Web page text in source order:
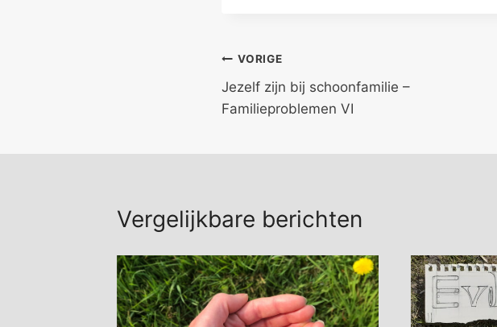
Bericht
navigatie
VORIGE
Jezelf zijn bij schoonfamilie –
Familieproblemen VI
Vergelijkbare berichten